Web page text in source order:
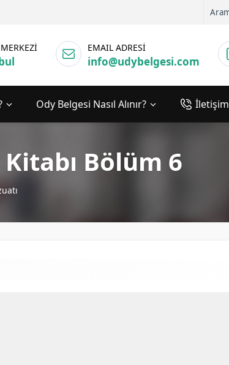
EMAIL ADRESİ
info@udybelgesi.com
Ody Belgesi Nasıl Alınır? İletişim
Bölüm 6